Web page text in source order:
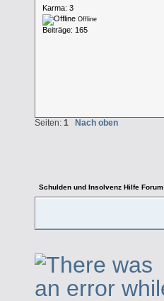
Karma: 3
Offline
Beiträge: 165
Seiten: 1 Nach oben
Schulden und Insolvenz Hilfe Forum